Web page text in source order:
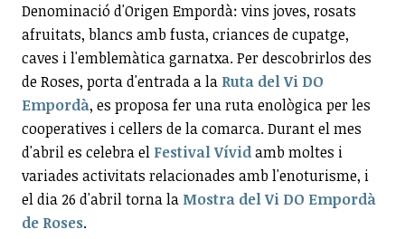
Denominació d'Origen Empordà: vins joves, rosats
afruitats, blancs amb fusta, criances de cupatge,
caves i l'emblemàtica garnatxa. Per descobrirlos des
de Roses, porta d'entrada a la Ruta del Vi DO
Empordà, es proposa fer una ruta enològica per les
cooperatives i cellers de la comarca. Durant el mes
d'abril es celebra el Festival Vívidamb moltes i
variades activitats relacionades amb l'enoturisme, i
el dia 26 d'abril torna la Mostra del Vi DO Empordà
de Roses.